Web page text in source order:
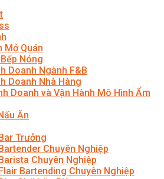
Mở Quán
Nóng
Doanh Ngành F&B
Doanh Nhà Hàng
Doanh và Vận Hành Mô Hình Ẩm
Ăn
Trưởng
Chuyên Nghiệp
Chuyên Nghiệp
Bartending Chuyên Nghiệp